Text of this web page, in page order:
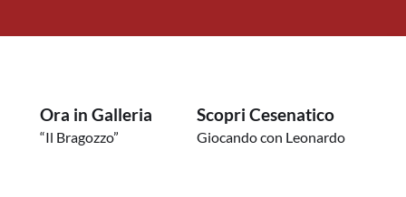
Ora in Galleria
“Il Bragozzo”
Scopri Cesenatico
Giocando con Leonardo